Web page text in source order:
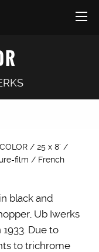
/ 25 x 8’ /
film / French
black and
Ub Iwerks
Due to
to trichrome